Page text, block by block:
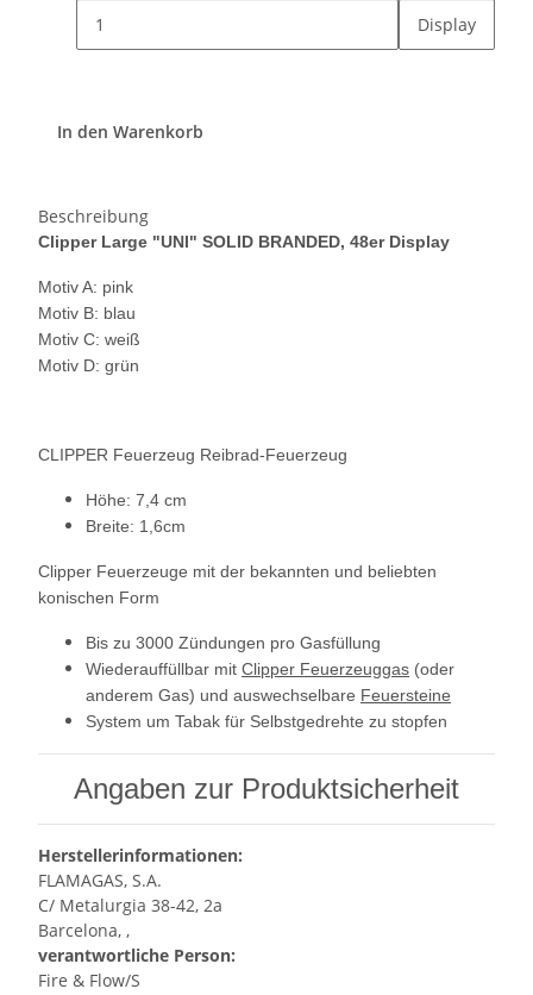
Display
In den Warenkorb
Beschreibung
Clipper Large "UNI" SOLID BRANDED, 48er Display
Motiv A: pink
Motiv B: blau
Motiv C: weiß
Motiv D: grün
CLIPPER Feuerzeug Reibrad-Feuerzeug
Höhe: 7,4 cm
Breite: 1,6cm
Clipper Feuerzeuge mit der bekannten und beliebten
konischen Form
Bis zu 3000 Zündungen pro Gasfüllung
Wiederauffüllbar mit Clipper Feuerzeuggas (oder
anderem Gas) und auswechselbare Feuersteine
System um Tabak für Selbstgedrehte zu stopfen
Angaben zur Produktsicherheit
Herstellerinformationen:
FLAMAGAS, S.A.
C/ Metalurgia 38-42, 2a
Barcelona, ,
verantwortliche Person:
Fire & Flow/S